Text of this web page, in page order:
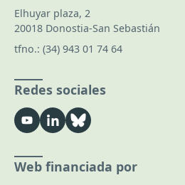
Elhuyar plaza, 2
20018 Donostia-San Sebastián
tfno.: (34) 943 01 74 64
Redes sociales
Web financiada por